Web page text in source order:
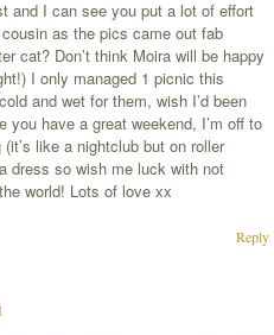
and I can see you put a lot of effort
as the pics came out fab
cat? Don’t think Moira will be happy
I only managed 1 picnic this
and wet for them, wish I’d been
you have a great weekend, I’m off to
like a nightclub but on roller
dress so wish me luck with not
world! Lots of love xx
Reply